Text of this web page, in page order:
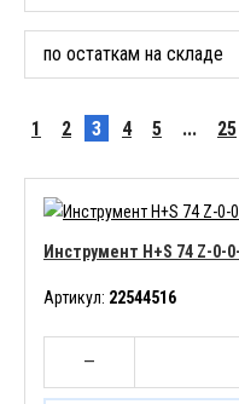
по остаткам на складе
1 2 3 4 5 ... 25
Инструмент H+S 74 Z-0-
Артикул: 22544516
–